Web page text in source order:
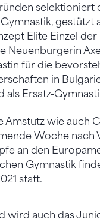
selektioniert
gestützt
Elite Einzel der
Neuenburgerin
für die
in
als Ersatz-
Amstutz wie auch
Woche nach
an den
Gymnastik
statt.
wird auch das